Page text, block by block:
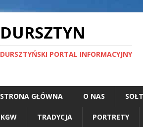
DURSZTYN
DURSZTYŃSKI PORTAL INFORMACYJNY
STRONA GŁÓWNA O NAS
KGW TRADYCJA PORTRETY